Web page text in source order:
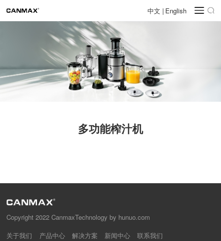
中文 | English
多功能榨汁机
Copyright 2022 CanmaxTechnology by hunuo.com
关于我们
产品中心 解决方案 新闻中心 联系我们